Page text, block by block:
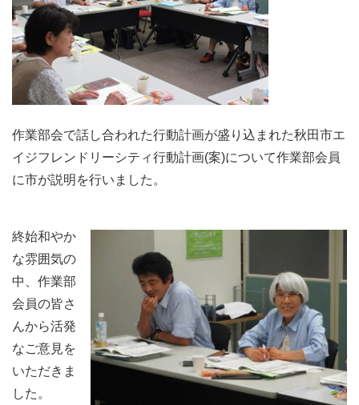
作業部会で話し合われた行動計画が盛り込まれた秋田市エ
イジフレンドリーシティ行動計画(案)について作業部会員
に市が説明を行いました。
終始和やか
な雰囲気の
中、作業部
会員の皆さ
んから活発
なご意見を
いただきま
した。